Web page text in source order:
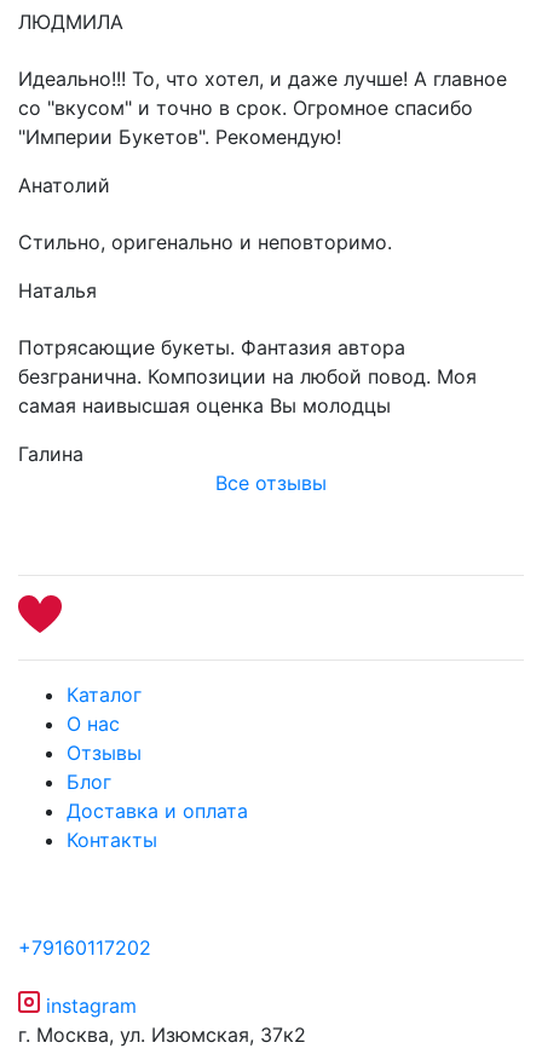
ЛЮДМИЛА
Идеально!!! То, что хотел, и даже лучше! А главное
со "вкусом" и точно в срок. Огромное спасибо
"Империи Букетов". Рекомендую!
Анатолий
Стильно, оригенально и неповторимо.
Наталья
Потрясающие букеты. Фантазия автора
безгранична. Композиции на любой повод. Моя
самая наивысшая оценка Вы молодцы
Галина
Все отзывы
Каталог
О нас
Отзывы
Блог
Доставка и оплата
Контакты
+79160117202
instagram
г. Москва, ул. Изюмская, 37к2